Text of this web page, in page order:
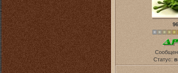
Статус: